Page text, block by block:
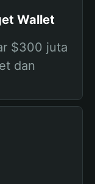
Wallet
$300 juta
dan